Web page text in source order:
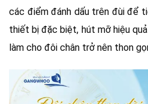
các điểm đánh dấu trên đùi để
thiết bị đặc biệt, hút mỡ hiệu
làm cho đôi chân trở nên thon